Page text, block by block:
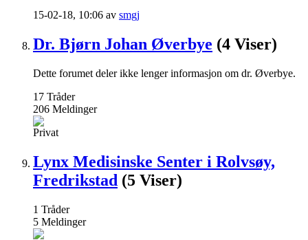
15-02-18, 10:06 av smgj
Dr. Bjørn Johan Øverbye (4 Viser)
Dette forumet deler ikke lenger informasjon om dr. Øverbye.
17 Tråder
206 Meldinger
Privat
Lynx Medisinske Senter i Rolvsøy,
Fredrikstad (5 Viser)
1 Tråder
5 Meldinger